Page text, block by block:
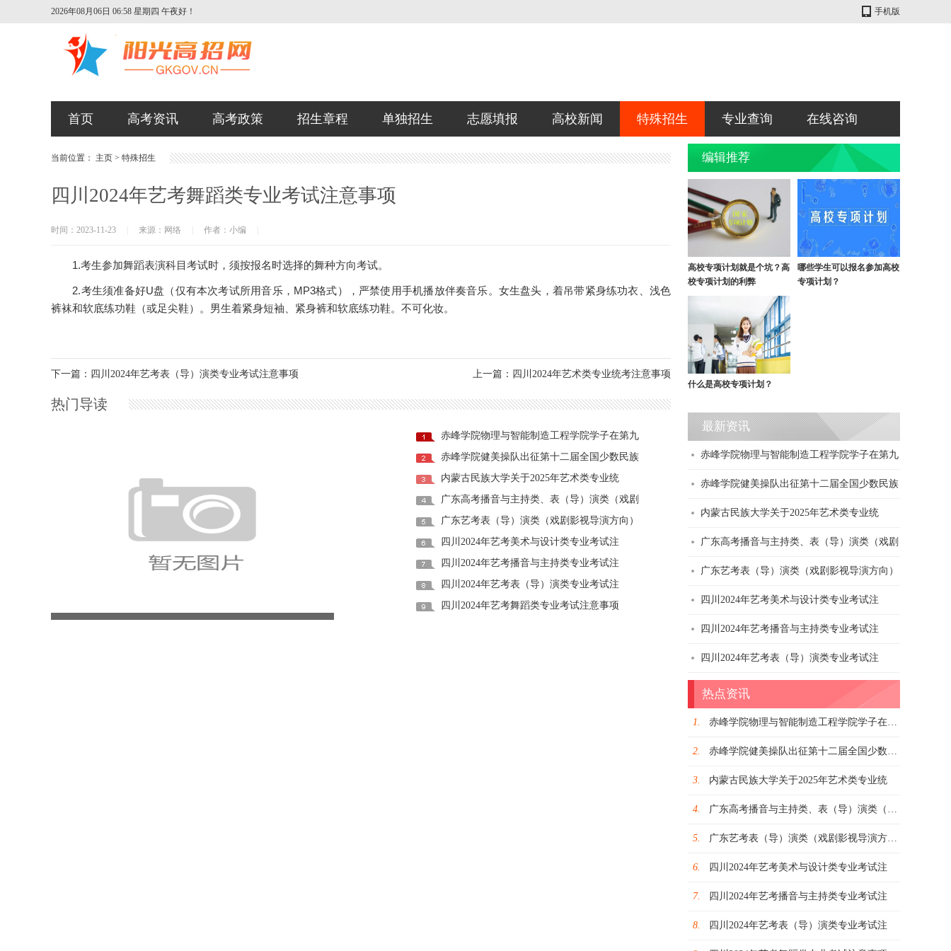
手机版
2026年08月06日 06:58 星期四 午夜好！
首页 高考资讯 高考政策 招生章程 单独招生 志愿填报 高校新闻 特殊招生 专业查询 在线咨询
当前位置： 主页 > 特殊招生
四川2024年艺考舞蹈类专业考试注意事项
时间：2023-11-23 来源：网络 作者：小编
1.考生参加舞蹈表演科目考试时，须按报名时选择的舞种方向考试。
2.考生须准备好U盘（仅有本次考试所用音乐，MP3格式），严禁使用手机播放伴奏音乐。女生盘头，着吊带紧身练功衣、浅色
裤袜和软底练功鞋（或足尖鞋）。男生着紧身短袖、紧身裤和软底练功鞋。不可化妆。
上一篇：四川2024年艺术类专业统考注意事项
下一篇：四川2024年艺考表（导）演类专业考试注意事项
热门导读
广东艺考表（导）演类（戏剧影视导演方向）
赤峰学院物理与智能制造工程学院学子在第九
赤峰学院健美操队出征第十二届全国少数民族
内蒙古民族大学关于2025年艺术类专业统
广东高考播音与主持类、表（导）演类（戏剧
广东艺考表（导）演类（戏剧影视导演方向）
四川2024年艺考美术与设计类专业考试注
四川2024年艺考播音与主持类专业考试注
四川2024年艺考表（导）演类专业考试注
四川2024年艺考舞蹈类专业考试注意事项
编辑推荐
高校专项计划就是个坑？高
校专项计划的利弊
哪些学生可以报名参加高校
专项计划？
什么是高校专项计划？
最新资讯
赤峰学院物理与智能制造工程学院学子在第九
赤峰学院健美操队出征第十二届全国少数民族
内蒙古民族大学关于2025年艺术类专业统
广东高考播音与主持类、表（导）演类（戏剧
广东艺考表（导）演类（戏剧影视导演方向）
四川2024年艺考美术与设计类专业考试注
四川2024年艺考播音与主持类专业考试注
四川2024年艺考表（导）演类专业考试注
热点资讯
1. 赤峰学院物理与智能制造工程学院学子在第九
2. 赤峰学院健美操队出征第十二届全国少数民族
3. 内蒙古民族大学关于2025年艺术类专业统
4. 广东高考播音与主持类、表（导）演类（戏剧
5. 广东艺考表（导）演类（戏剧影视导演方向）
6. 四川2024年艺考美术与设计类专业考试注
7. 四川2024年艺考播音与主持类专业考试注
8. 四川2024年艺考表（导）演类专业考试注